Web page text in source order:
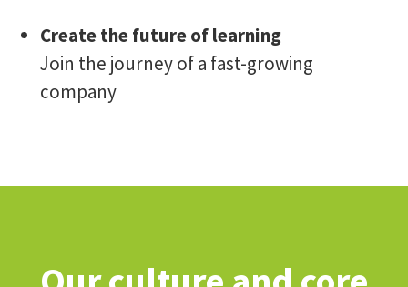
Create the future of learning
Join the journey of a fast-growing
company